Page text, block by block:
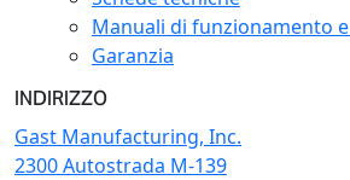
Manuali di funzionamento
Garanzia
INDIRIZZO
Gast Manufacturing, Inc.
2300 Autostrada M-139